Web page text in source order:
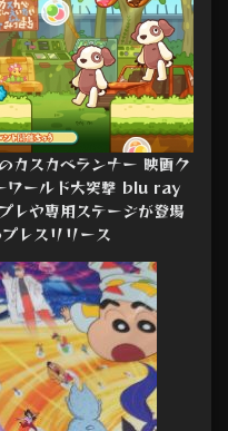
カスカベランナー 映画ク
ワールド大突撃 blu ray
レや専用ステージが登場
レスリリース